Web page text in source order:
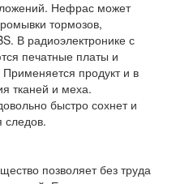
Нефрас может
тормозов,
В радиоэлектронике с
печатные платы и
Применяется продукт и в
тканей и меха.
быстро сохнет и
следов.
позволяет без труда